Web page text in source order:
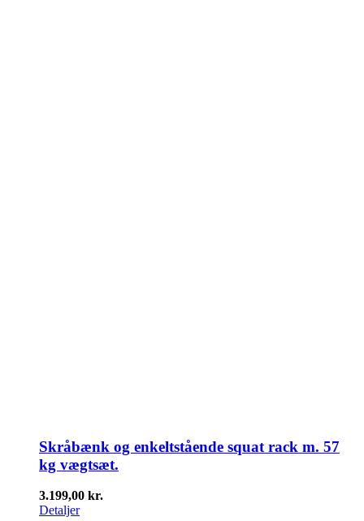
Skråbænk og enkeltstående squat rack m. 57
kg vægtsæt.
3.199,00 kr.
Detaljer